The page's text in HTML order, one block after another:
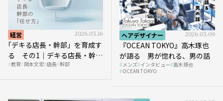
経営 2026.03.16
｢デキる店長・幹部」を育成す
る その1｜デキる店長・幹部
の「任せ方」
教育 岡本文宏 店長 幹部
ヘアデザイナー 2026.03.09
『OCEAN TOKYO』高木琢也
が語る 男が惚れる、男の話
メンズ インタビュー 高木琢也
OCEAN TOKYO